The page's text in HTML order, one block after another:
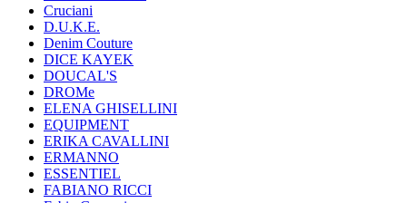
Cruciani
D.U.K.E.
Denim Couture
DICE KAYEK
DOUCAL'S
DROMe
ELENA GHISELLINI
EQUIPMENT
ERIKA CAVALLINI
ERMANNO
ESSENTIEL
FABIANO RICCI